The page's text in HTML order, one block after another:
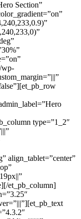
Section”
wp-
type=”1_2″
align_tablet=”center”
et_pb_column]